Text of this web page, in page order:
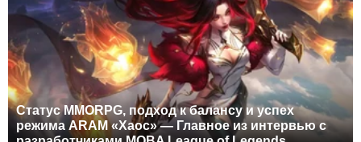
Статус MMORPG, подход к балансу и успех
режима ARAM «Хаос» — Главное из интервью с